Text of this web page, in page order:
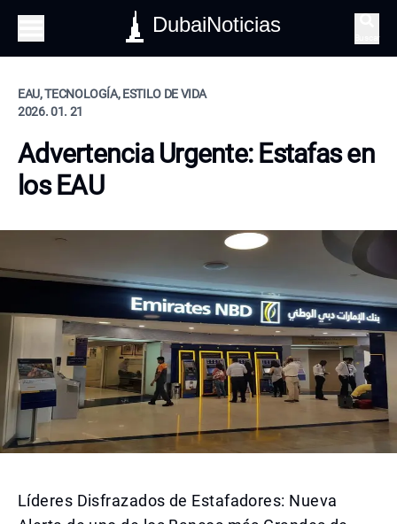
DubaiNoticias
EAU, TECNOLOGÍA, ESTILO DE VIDA
2026. 01. 21
Advertencia Urgente: Estafas en
los EAU
Líderes Disfrazados de Estafadores: Nueva